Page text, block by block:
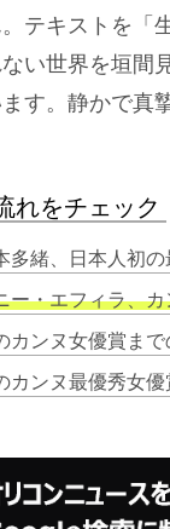
テキストを「
い世界を垣間
す。静かで真
れをチェック
ィラ、カンヌ女優賞